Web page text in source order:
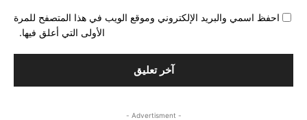
احفظ اسمي والبريد الإلكتروني وموقع الويب في هذا المتصفح للمرة
الأولى التي أعلق فيها.
- Advertisment -